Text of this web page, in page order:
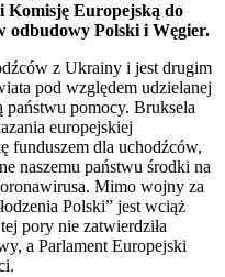
Komisję Europejską do
odbudowy Polski i Węgier.
z Ukrainy i jest drugim
pod względem udzielanej
państwu pomocy. Bruksela
europejskiej
funduszem dla uchodźców,
naszemu państwu środki na
Mimo wojny za
Polski” jest wciąż
pory nie zatwierdziła
a Parlament Europejski